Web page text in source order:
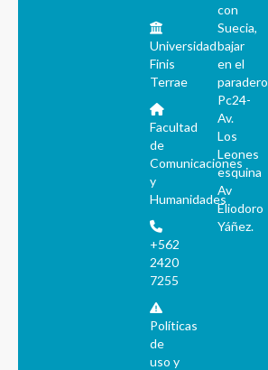
Universidad
Finis
Terrae
Facultad
de
Comunicaciones
y
Humanidades
+562
2420
7255
Políticas
de
uso y
con
Suecia,
bajar
en el
paradero
Pc24-
Av.
Los
Leones
esquina
Av
Eliodoro
Yáñez.